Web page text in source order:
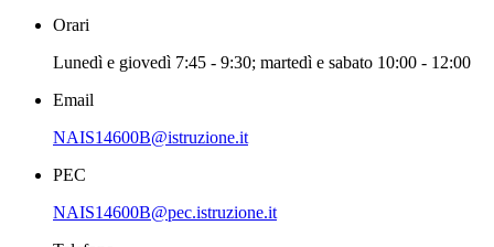
Orari
Lunedì e giovedì 7:45 - 9:30; martedì e sabato 10:00 - 12:00
Email
NAIS14600B@istruzione.it
PEC
NAIS14600B@pec.istruzione.it